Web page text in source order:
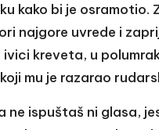
kako bi je
najgore uvrede i
ivici kreveta, u
mu je razarao
ne ispuštaš ni glasa,